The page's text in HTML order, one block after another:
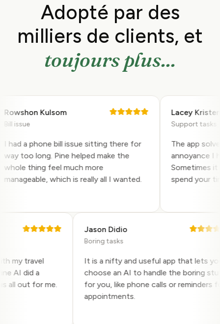
Adopté par des
milliers de clients, et
toujours plus...
Kulsom
issue
a phone bill issue sitting there for
too long. Pine helped make the
thing feel much more
which is really all I wanted.
Lacey Kristen
Support tasks
The app solved
annoyance I
Sometimes it
spend your
my travel
AI did a
all out for me.
Jason Didio
Boring tasks
It is a nifty and useful app that lets
choose an AI to handle the boring
for you, like phone calls or
appointments.